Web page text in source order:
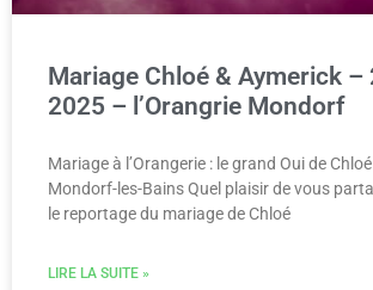
Mariage Chloé & Aymerick –
2025 – l’Orangrie Mondorf
Mariage à l’Orangerie : le grand Oui de
Mondorf-les-Bains Quel plaisir de vous
le reportage du mariage de Chloé
LIRE LA SUITE »